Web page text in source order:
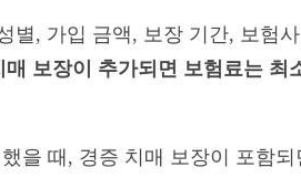
별, 가입 금액, 보장 기간, 보험
매 보장이 추가되면 보험료는 최
을 때, 경증 치매 보장이 포함되